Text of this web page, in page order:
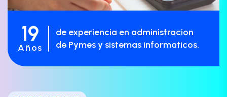
19
Años
de experiencia en administracion
de Pymes y sistemas informaticos.